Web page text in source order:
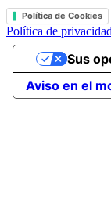
Política de Cookies
Política de privacidad
Aviso en el
Sus